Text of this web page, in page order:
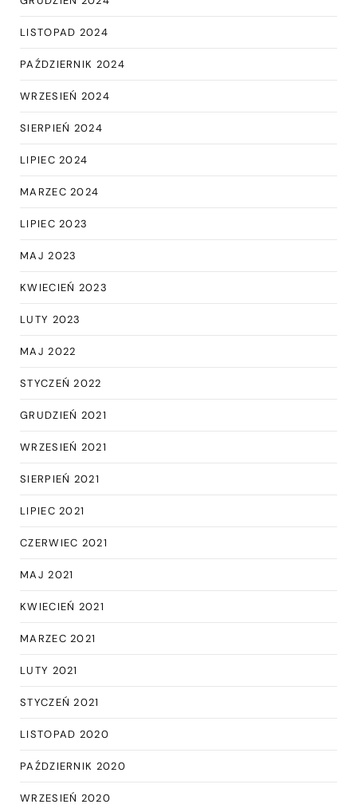
LISTOPAD 2024
PAŹDZIERNIK 2024
WRZESIEŃ 2024
SIERPIEŃ 2024
LIPIEC 2024
MARZEC 2024
LIPIEC 2023
MAJ 2023
KWIECIEŃ 2023
LUTY 2023
MAJ 2022
STYCZEŃ 2022
GRUDZIEŃ 2021
WRZESIEŃ 2021
SIERPIEŃ 2021
LIPIEC 2021
CZERWIEC 2021
MAJ 2021
KWIECIEŃ 2021
MARZEC 2021
LUTY 2021
STYCZEŃ 2021
LISTOPAD 2020
PAŹDZIERNIK 2020
WRZESIEŃ 2020